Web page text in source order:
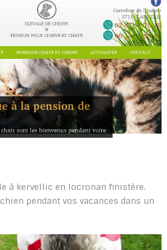
à kervellic en locronan finistère.
pendant vos vacances dans un